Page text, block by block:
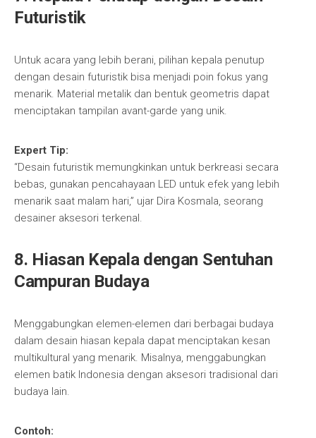
Futuristik
Untuk acara yang lebih berani, pilihan kepala penutup
dengan desain futuristik bisa menjadi poin fokus yang
menarik. Material metalik dan bentuk geometris dapat
menciptakan tampilan avant-garde yang unik.
Expert Tip:
“Desain futuristik memungkinkan untuk berkreasi secara
bebas, gunakan pencahayaan LED untuk efek yang lebih
menarik saat malam hari,” ujar Dira Kosmala, seorang
desainer aksesori terkenal.
8. Hiasan Kepala dengan Sentuhan
Campuran Budaya
Menggabungkan elemen-elemen dari berbagai budaya
dalam desain hiasan kepala dapat menciptakan kesan
multikultural yang menarik. Misalnya, menggabungkan
elemen batik Indonesia dengan aksesori tradisional dari
budaya lain.
Contoh: